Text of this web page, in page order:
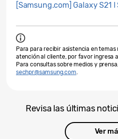
[Samsung.com] Galaxy S21 l
Para para recibir asistencia en
atención al cliente, por favor ingresa a
Para consultas sobre medios y
sechpr@samsung.com.
Revisa las últimas
Ver